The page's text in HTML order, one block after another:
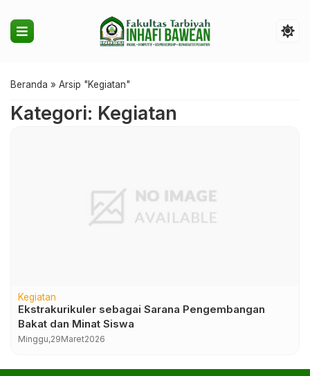
Beranda » Arsip "Kegiatan"
Kategori: Kegiatan
Kegiatan
Ekstrakurikuler sebagai Sarana Pengembangan
Bakat dan Minat Siswa
Minggu,29Maret2026